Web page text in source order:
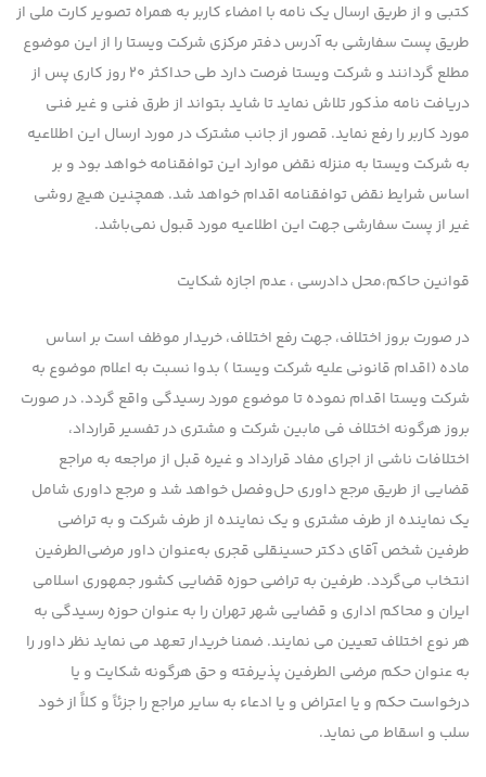
کتبی و از طریق ارسال یک نامه با امضاء کاربر به همراه تصویر کارت ملی از
طریق پست سفارشی به آدرس دفتر مرکزی شرکت ویستا را از این موضوع
مطلع گردانند و شرکت ویستا فرصت دارد طی حداکثر ۲۰ روز کاری پس از
دریافت نامه مذکور تلاش نماید تا شاید بتواند از طرق فنی و غیر فنی
مورد کاربر را رفع نماید. قصور از جانب مشترك در مورد ارسال این اطلاعیه
به شرکت ویستا به منزله نقض موارد این توافقنامه خواهد بود و بر
اساس شرایط نقض توافقنامه اقدام خواهد شد. همچنین هیچ روشی
غیر از پست سفارشی جهت این اطلاعیه مورد قبول نمی‌باشد.
قوانین حاكم،محل دادرسی ، عدم اجازه شكایت
در صورت بروز اختلاف، جهت رفع اختلاف، خریدار موظف است بر اساس
ماده (اقدام قانونی علیه شرکت ویستا ) بدوا نسبت به اعلام موضوع به
شرکت ویستا اقدام نموده تا موضوع مورد رسیدگی واقع گردد. در صورت
بروز هرگونه اختلاف فی مابین شرکت و مشتری در تفسیر قرارداد،
اختلافات ناشی از اجرای مفاد قرارداد و غیره قبل از مراجعه به مراجع
قضایی از طریق مرجع داوری حل‌وفصل خواهد شد و مرجع داوری شامل
یک نماینده از طرف مشتری و یک نماینده از طرف شرکت و به تراضی
طرفین شخص آقای دکتر حسینقلی قجری به‌عنوان داور مرضی‌الطرفین
انتخاب می‌گردد. طرفین به تراضی حوزه قضایی کشور جمهوری اسلامی
ایران و محاکم اداری و قضایی شهر تهران را به عنوان حوزه رسیدگی به
هر نوع اختلاف تعیین می نمایند. ضمنا خریدار تعهد می نماید نظر داور را
به عنوان حکم مرضی الطرفین پذیرفته و حق هرگونه شکایت و یا
درخواست حکم و یا اعتراض و یا ادعاء به سایر مراجع را ﺟﺰﺋﺎً و ﮐﻼً از خود
ﺳﻠﺐ و اﺳﻘﺎط ﻣﯽ ﻧﻤﺎﯾﺪ.